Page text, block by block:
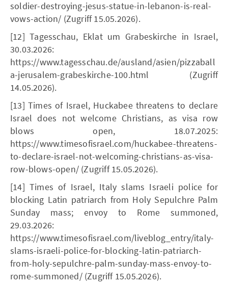
soldier-destroying-jesus-statue-in-lebanon-is-real-
vows-action/ (Zugriff 15.05.2026).
[12] Tagesschau, Eklat um Grabeskirche in Israel,
30.03.2026:
https://www.tagesschau.de/ausland/asien/pizzaball
a-jerusalem-grabeskirche-100.html (Zugriff
14.05.2026).
[13] Times of Israel, Huckabee threatens to declare
Israel does not welcome Christians, as visa row
blows open, 18.07.2025:
https://www.timesofisrael.com/huckabee-threatens-
to-declare-israel-not-welcoming-christians-as-visa-
row-blows-open/ (Zugriff 15.05.2026).
[14] Times of Israel, Italy slams Israeli police for
blocking Latin patriarch from Holy Sepulchre Palm
Sunday mass; envoy to Rome summoned,
29.03.2026:
https://www.timesofisrael.com/liveblog_entry/italy-
slams-israeli-police-for-blocking-latin-patriarch-
from-holy-sepulchre-palm-sunday-mass-envoy-to-
rome-summoned/ (Zugriff 15.05.2026).